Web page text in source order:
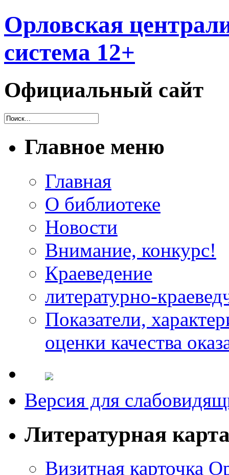
Орловская
система 12+
Официальный сайт
Главное меню
Главная
О библиотеке
Новости
Внимание, конкурс!
Краеведение
литературно-
Показатели,
оценки качества
Версия для
Литературная
Визитная карточка